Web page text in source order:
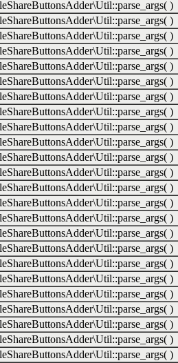
)
)
)
)
)
)
)
)
)
)
)
)
)
)
)
)
)
)
)
)
)
)
)
)